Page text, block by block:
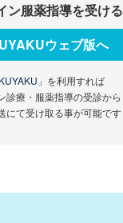
ン服薬指導を受ける
ウェブ版へ
」 を利用すれば
診療・服薬指導の受診から
にて受け取る事が可能です